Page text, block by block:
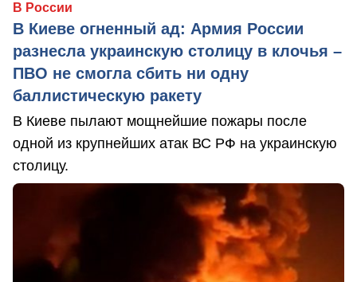
В России
В Киеве огненный ад: Армия России
разнесла украинскую столицу в клочья –
ПВО не смогла сбить ни одну
баллистическую ракету
В Киеве пылают мощнейшие пожары после
одной из крупнейших атак ВС РФ на украинскую
столицу.